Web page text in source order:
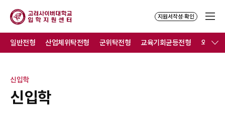
지원서작성·확인
신입학
신입학
일반전형 산업체위탁전형 군위탁전형 교육기회균등전형 외국인